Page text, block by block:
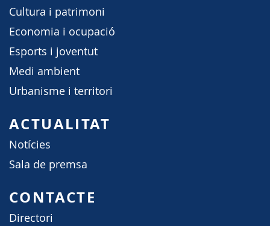
Cultura i patrimoni
Economia i ocupació
Esports i joventut
Medi ambient
Urbanisme i territori
ACTUALITAT
Notícies
Sala de premsa
CONTACTE
Directori